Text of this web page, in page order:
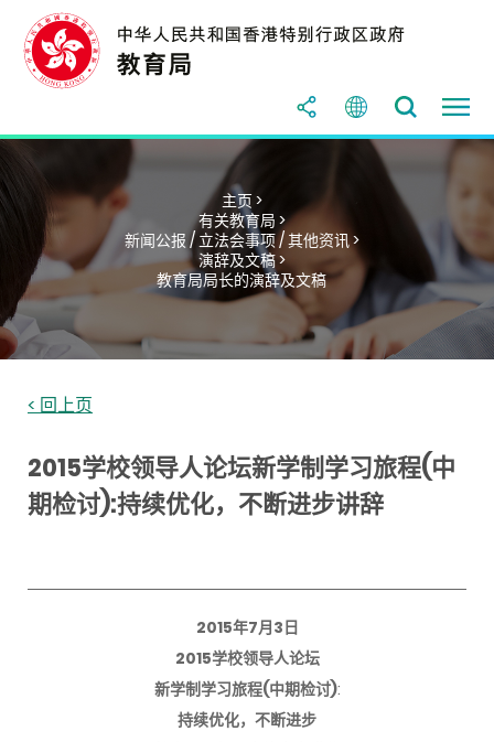
主页 >
有关教育局 >
新闻公报 / 立法会事项 / 其他资讯 >
演辞及文稿 >
教育局局长的演辞及文稿
< 回上页
2015学校领导人论坛新学制学习旅程(中
期检讨):持续优化，不断进步讲辞
2015年7月3日
2015学校领导人论坛
新学制学习旅程(中期检讨):
持续优化，不断进步